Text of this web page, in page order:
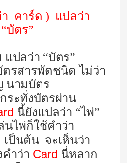
า คาร์ด ) แปลว่า
“บัตร”
แปลว่า “บัตร”
รสารพัดชนิด ไม่ว่า
นามบัตร
ระทั่งบัตรผ่าน
นี้ยังแปลว่า “ไพ่”
นไพ่ก็ใช้คำว่า
เป็นต้น จะเห็นว่า
ำว่า Card นี่หลาก